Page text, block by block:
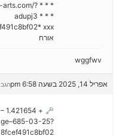
arts.com/?
adupj3 * * *
ххх*
אורח
wggfwv
אפריל 14, 2025 בשעה 6:58 pm הגב
–
03-25?
🗝